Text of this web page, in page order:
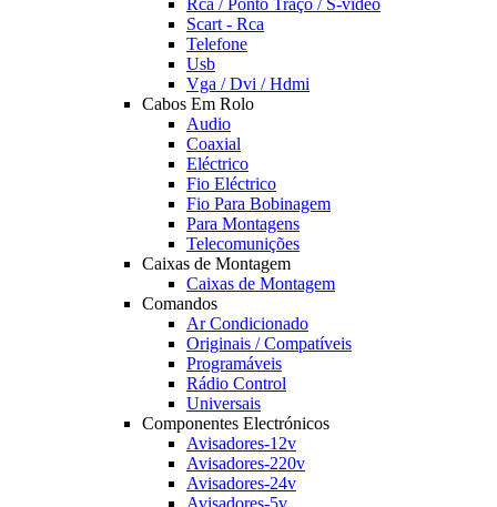
Rca / Ponto Traço / S-video
Scart - Rca
Telefone
Usb
Vga / Dvi / Hdmi
Cabos Em Rolo
Audio
Coaxial
Eléctrico
Fio Eléctrico
Fio Para Bobinagem
Para Montagens
Telecomunições
Caixas de Montagem
Caixas de Montagem
Comandos
Ar Condicionado
Originais / Compatíveis
Programáveis
Rádio Control
Universais
Componentes Electrónicos
Avisadores-12v
Avisadores-220v
Avisadores-24v
Avisadores-5v